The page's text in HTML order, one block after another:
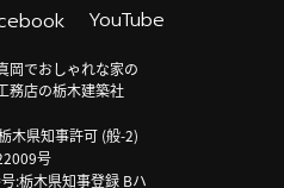
YouTube
岡でおしゃれな家の
務店の栃木建築社
木県知事許可 (般-2)
号
:栃木県知事登録 Bハ